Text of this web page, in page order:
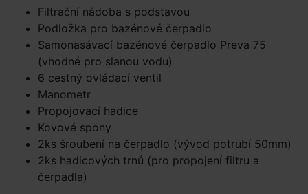
Filtrační nádoba s podstavou
Podložka pro bazénové čerpadlo
Samonasávací bazénové čerpadlo Preva 75
(vhodné pro slanou vodu)
6 cestný ovládací ventil
Manometr
Propojovací hadice
Kovové spony
2ks šroubení na čerpadlo (vývod potrubí 50mm)
2ks hadicových trnů (pro propojení filtru a
čerpadla)